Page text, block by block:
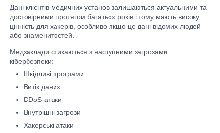
Дані клієнтів медичних установ залишаються актуальними та
достовірними протягом багатьох років і тому мають високу
цінність для хакерів, особливо якщо це дані відомих людей
або знаменитостей.
Медзаклади стикаються з наступними загрозами
кібербезпеки:
Шкідливі програми
Витік даних
DDoS-атаки
Внутрішні загрози
Хакерські атаки